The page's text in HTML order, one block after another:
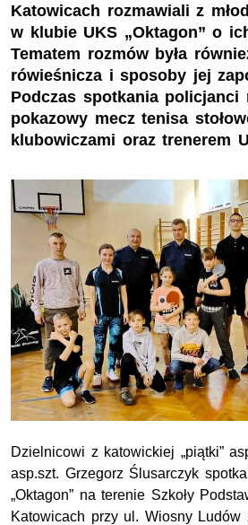
Katowicach rozmawiali z
w klubie UKS „Oktagon” o
Tematem rozmów była
rówieśnicza i sposoby jej
Podczas spotkania policjanci
pokazowy mecz tenisa
klubowiczami oraz trenerem
Dzielnicowi z katowickiej „piątki”
asp.szt. Grzegorz Ślusarczyk
„Oktagon” na terenie Szkoły
Katowicach przy ul. Wiosny Ludów